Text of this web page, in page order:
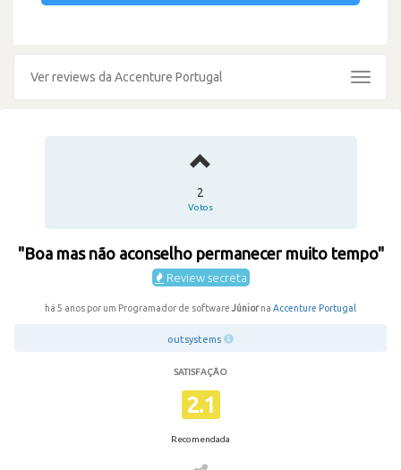
Ver reviews da Accenture Portugal
Toggle
2
Votos
"Boa mas não aconselho permanecer muito tempo"
Review secreta
há 5 anos por um Programador de software Júniorna Accenture Portugal
outsystems
SATISFAÇÃO
2.1
Recomendada